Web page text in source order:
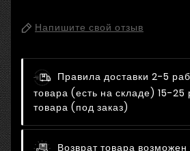
Напишите свой отзыв
Правила доставки 2-5
товара (есть на складе) 15-25
товара (под заказ)
Возврат товара возможен